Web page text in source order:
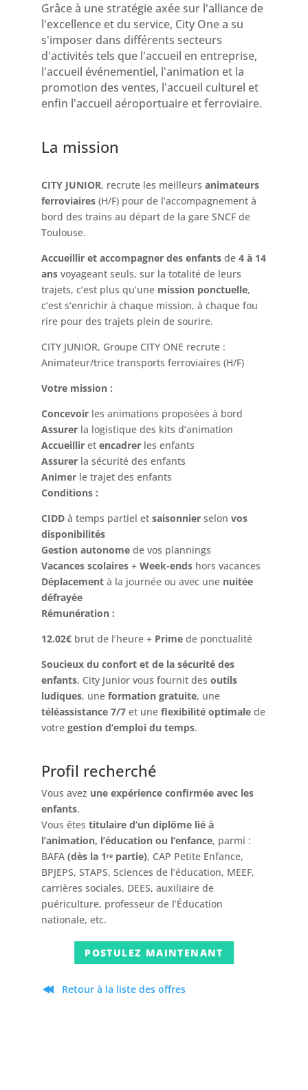
Grâce à une stratégie axée sur l'alliance de
l'excellence et du service, City One a su
s'imposer dans différents secteurs
d'activités tels que l'accueil en entreprise,
l'accueil événementiel, l'animation et la
promotion des ventes, l'accueil culturel et
enfin l'accueil aéroportuaire et ferroviaire.
La mission
CITY JUNIOR, recrute les meilleurs animateurs
ferroviaires (H/F) pour de l’accompagnement à
bord des trains au départ de la gare SNCF de
Toulouse.
Accueillir et accompagner des enfants de 4 à 14
ans voyageant seuls, sur la totalité de leurs
trajets, c’est plus qu’une mission ponctuelle,
c’est s’enrichir à chaque mission, à chaque fou
rire pour des trajets plein de sourire.
CITY JUNIOR, Groupe CITY ONE recrute :
Animateur/trice transports ferroviaires (H/F)
Votre mission :
Concevoir les animations proposées à bord
Assurer la logistique des kits d’animation
Accueillir et encadrer les enfants
Assurer la sécurité des enfants
Animer le trajet des enfants
Conditions :
CIDD à temps partiel et saisonnier selon vos
disponibilités
Gestion autonome de vos plannings
Vacances scolaires + Week-ends hors vacances
Déplacement à la journée ou avec une nuitée
défrayée
Rémunération :
12.02€ brut de l’heure + Prime de ponctualité
Soucieux du confort et de la sécurité des
enfants, City Junior vous fournit des outils
ludiques, une formation gratuite, une
téléassistance 7/7 et une flexibilité optimale de
votre gestion d’emploi du temps.
Profil recherché
Vous avez une expérience confirmée avec les
enfants.
Vous êtes titulaire d’un diplôme lié à
l’animation, l’éducation ou l’enfance, parmi :
BAFA (dès la 1ʳᵉ partie), CAP Petite Enfance,
BPJEPS, STAPS, Sciences de l’éducation, MEEF,
carrières sociales, DEES, auxiliaire de
puériculture, professeur de l’Éducation
nationale, etc.
POSTULEZ MAINTENANT
Retour à la liste des offres